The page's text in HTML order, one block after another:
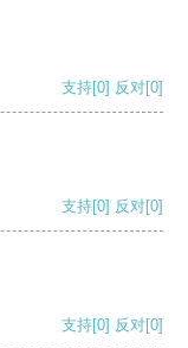
支持[0] 反对[0]
支持[0] 反对[0]
支持[0] 反对[0]